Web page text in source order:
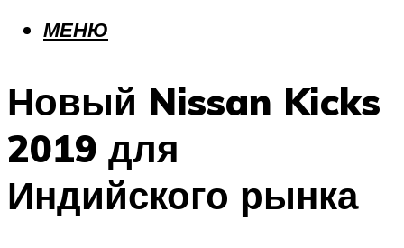
МЕНЮ
Новый Nissan Kicks
2019 для
Индийского рынка